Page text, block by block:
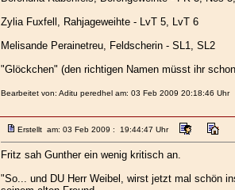
Zylia Fuxfell, Rahjageweihte - LvT 5, LvT 6
Melisande Perainetreu, Feldscherin - SL1, SL2
"Glöckchen" (den richtigen Namen müsst ihr
Bearbeitet von: Aditu peredhel am: 03 Feb 2009 20:18:46 Uhr
Erstellt am: 03 Feb 2009 : 19:44:47 Uhr
Fritz sah Gunther ein wenig kritisch an.
"So... und DU Herr Weibel, wirst jetzt mal schön